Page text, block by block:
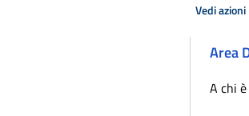
Vedi azioni
Area
A chi